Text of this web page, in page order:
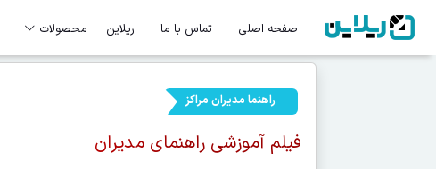
صفحه اصلی تماس با ما ریلاین محصولات
راهنما مدیران مراکز
فیلم آموزشی راهنمای مدیران